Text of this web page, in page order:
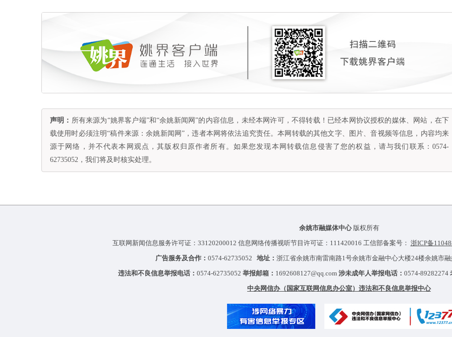
声明： 所有来源为“姚界客户端”和“余姚新闻网”的内容信息，未经本网许可，不得转载！已经本网协议授权的媒体、网站，在下
载使用时必须注明“稿件来源：余姚新闻网”，违者本网将依法追究责任。本网转载的其他文字、图片、音视频等信息，内容均来
源于网络，并不代表本网观点，其版权归原作者所有。如果您发现本网转载信息侵害了您的权益，请与我们联系：0574-
62735052，我们将及时核实处理。
余姚市融媒体中心版权所有
互联网新闻信息服务许可证：33120200012 信息网络传播视听节目许可证：111420016 工信部备案号： 浙ICP备
广告服务及合作： 0574-62735052 地址： 浙江省余姚市南雷南路1号余姚市金融中心大楼24楼余姚市
违法和不良信息举报电话： 0574-62735052 举报邮箱： 1692608127@qq.com 涉未成年人举报电话： 0574-89282274
中央网信办（国家互联网信息办公室）违法和不良信息举报中心